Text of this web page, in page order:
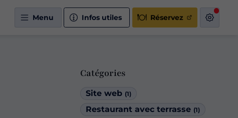
Menu Infos utiles Réservez
Catégories
Site web (1)
Restaurant avec terrasse (1)